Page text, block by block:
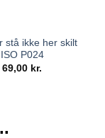
stå ikke her skilt
ISO P024
69,00 kr.